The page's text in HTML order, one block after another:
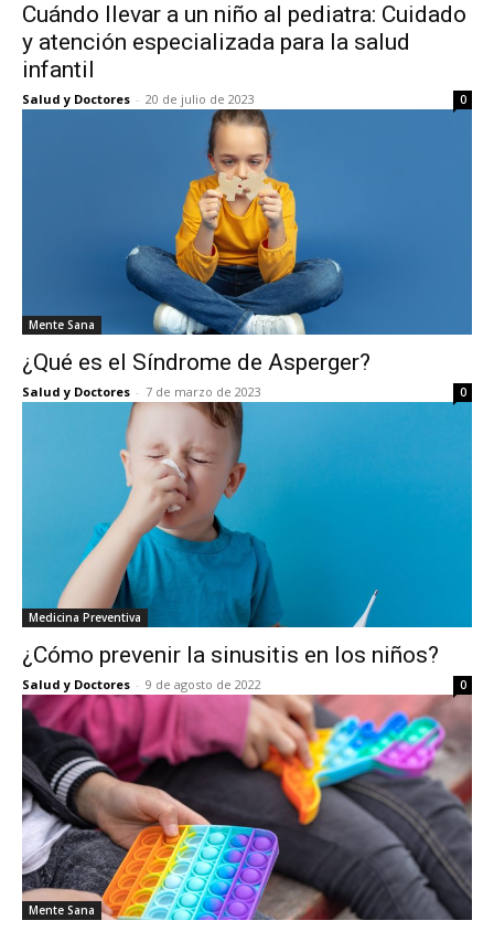
Cuándo llevar a un niño al pediatra: Cuidado
y atención especializada para la salud
infantil
Salud y Doctores - 20 de julio de 2023 0
Mente Sana
¿Qué es el Síndrome de Asperger?
Salud y Doctores - 7 de marzo de 2023 0
Medicina Preventiva
¿Cómo prevenir la sinusitis en los niños?
Salud y Doctores - 9 de agosto de 2022 0
Mente Sana